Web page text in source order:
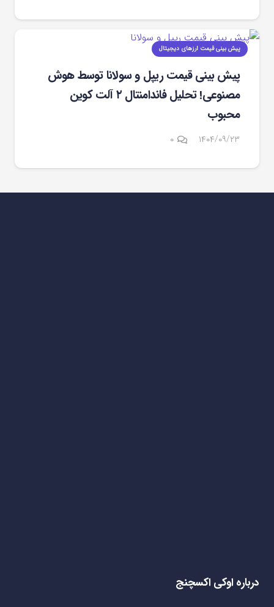
پیش بینی قیمت ارزهای دیجیتال
پیش‌ بینی قیمت ریپل و سولانا توسط هوش
مصنوعی! تحلیل فاندامنتال ۲ آلت کوین
محبوب
۱۴۰۴/۰۹/۲۳ ۰
درباره اوکی اکسچنج